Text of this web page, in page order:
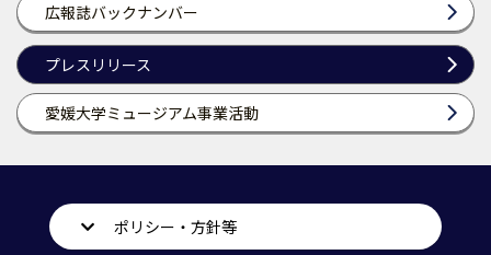
広報誌バックナンバー
プレスリリース
愛媛大学ミュージアム事業活動
ポリシー・方針等